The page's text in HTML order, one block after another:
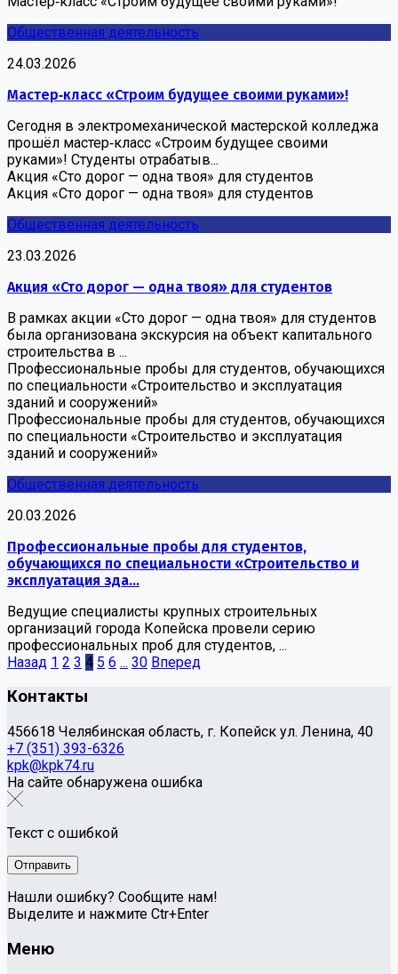
Общественная деятельность
24.03.2026
Мастер‑класс «Строим будущее своими руками»!
Сегодня в электромеханической мастерской колледжа
прошёл мастер‑класс «Строим будущее своими
руками»! Студенты отрабатыв...
Акция «Сто дорог — одна твоя» для студентов
Акция «Сто дорог — одна твоя» для студентов
Общественная деятельность
23.03.2026
Акция «Сто дорог — одна твоя» для студентов
В рамках акции «Сто дорог — одна твоя» для студентов
была организована экскурсия на объект капитального
строительства в ...
Профессиональные пробы для студентов, обучающихся
по специальности «Строительство и эксплуатация
зданий и сооружений»
Профессиональные пробы для студентов, обучающихся
по специальности «Строительство и эксплуатация
зданий и сооружений»
Общественная деятельность
20.03.2026
Профессиональные пробы для студентов,
обучающихся по специальности «Строительство и
эксплуатация зда...
Ведущие специалисты крупных строительных
организаций города Копейска провели серию
профессиональных проб для студентов, ...
Назад 1 2 3 4 5 6 ... 30 Вперед
Контакты
456618 Челябинская область, г. Копейск ул. Ленина, 40
+7 (351) 393-6326
kpk@kpk74.ru
На сайте обнаружена ошибка
Текст с ошибкой
Нашли ошибку? Сообщите нам!
Выделите и нажмите Ctr+Enter
Меню